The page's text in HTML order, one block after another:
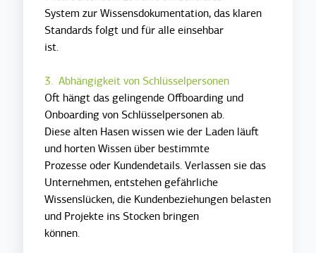
System zur Wissensdokumentation, das klaren
Standards folgt und für alle einsehbar
ist.
3. Abhängigkeit von Schlüsselpersonen
Oft hängt das gelingende Offboarding und
Onboarding von Schlüsselpersonen ab.
Diese alten Hasen wissen wie der Laden läuft
und horten Wissen über bestimmte
Prozesse oder Kundendetails. Verlassen sie das
Unternehmen, entstehen gefährliche
Wissenslücken, die Kundenbeziehungen belasten
und Projekte ins Stocken bringen
können.